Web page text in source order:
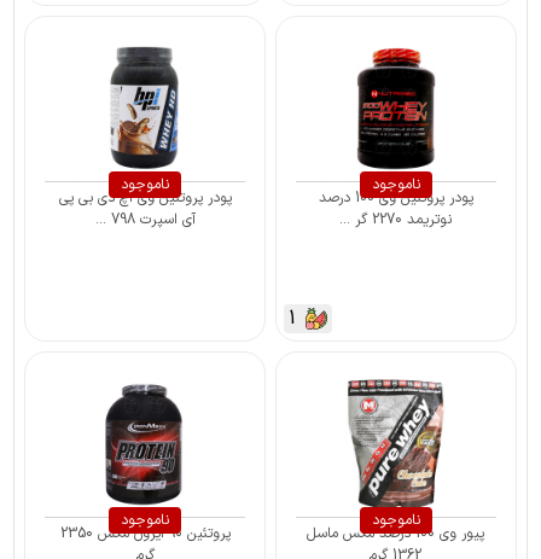
ناموجود
پودر پروتئین وی 100 درصد
نوتریمد 2270 گر ...
1
ناموجود
پودر پروتئین وی اچ دی بی پی
آی اسپرت 798 ...
ناموجود
پیور وی 100 درصد مکس ماسل
ناموجود
پروتئین ۹۰ آیرون مکس 2350